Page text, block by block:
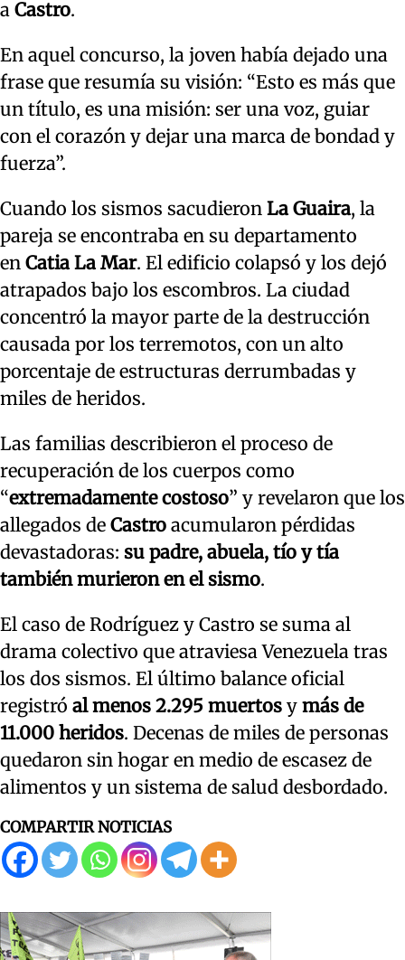
a Castro.
En aquel concurso, la joven había dejado una
frase que resumía su visión: “Esto es más que
un título, es una misión: ser una voz, guiar
con el corazón y dejar una marca de bondad y
fuerza”.
Cuando los sismos sacudieron La Guaira, la
pareja se encontraba en su departamento
en Catia La Mar. El edificio colapsó y los dejó
atrapados bajo los escombros. La ciudad
concentró la mayor parte de la destrucción
causada por los terremotos, con un alto
porcentaje de estructuras derrumbadas y
miles de heridos.
Las familias describieron el proceso de
recuperación de los cuerpos como
“extremadamente costoso” y revelaron que los
allegados de Castro acumularon pérdidas
devastadoras: su padre, abuela, tío y tía
también murieron en el sismo.
El caso de Rodríguez y Castro se suma al
drama colectivo que atraviesa Venezuela tras
los dos sismos. El último balance oficial
registró al menos 2.295 muertos y más de
11.000 heridos. Decenas de miles de personas
quedaron sin hogar en medio de escasez de
alimentos y un sistema de salud desbordado.
COMPARTIR NOTICIAS